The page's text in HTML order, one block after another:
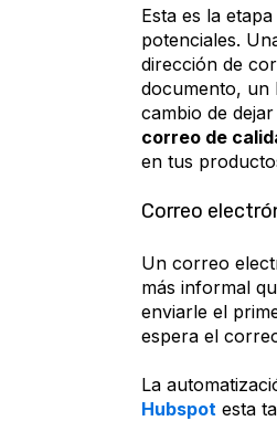
Esta es la
potenciales.
dirección de
documento, un
cambio de
correo de
en tus
Correo
Un correo
más informal
enviarle el
espera el
La
Hubspot esta